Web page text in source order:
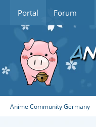
Portal Forum
Anime Community Germany